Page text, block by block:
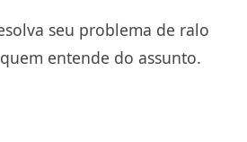
seu problema de ralo
entende do assunto.